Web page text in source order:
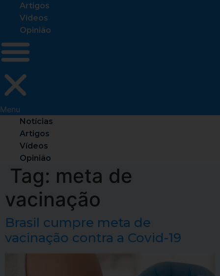
Artigos
Vídeos
Opinião
Menu
Notícias
Artigos
Vídeos
Opinião
Tag: meta de
vacinação
Brasil cumpre meta de
vacinação contra a Covid-19